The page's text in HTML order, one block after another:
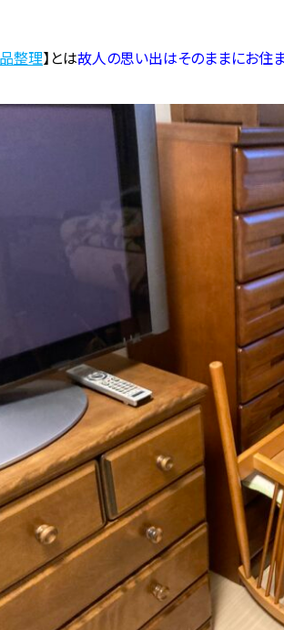
整理】とは故人の思い出はそのままにお住